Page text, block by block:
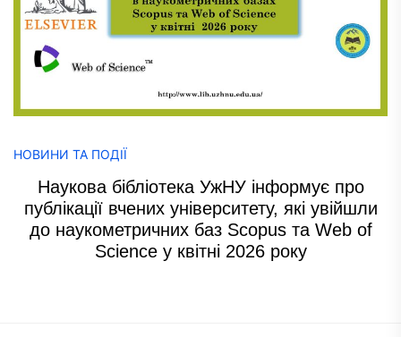
НОВИНИ ТА ПОДІЇ
Наукова бібліотека УжНУ інформує про
публікації вчених університету, які увійшли
до наукометричних баз Scopus та Web of
Science у квітні 2026 року